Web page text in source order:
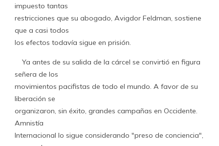
impuesto tantas
restricciones que su abogado, Avigdor Feldman, sostiene
que a casi todos
los efectos todavía sigue en prisión.
Ya antes de su salida de la cárcel se convirtió en figura
señera de los
movimientos pacifistas de todo el mundo. A favor de su
liberación se
organizaron, sin éxito, grandes campañas en Occidente.
Amnistía
Internacional lo sigue considerando "preso de conciencia",